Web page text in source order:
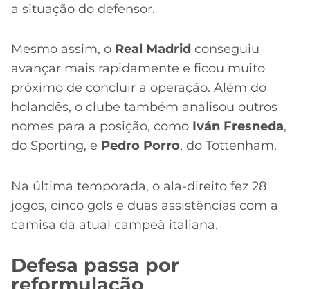
a situação do defensor.
Mesmo assim, o Real Madrid conseguiu
avançar mais rapidamente e ficou muito
próximo de concluir a operação. Além do
holandês, o clube também analisou outros
nomes para a posição, como Iván Fresneda,
do Sporting, e Pedro Porro, do Tottenham.
Na última temporada, o ala-direito fez 28
jogos, cinco gols e duas assistências com a
camisa da atual campeã italiana.
Defesa passa por
reformulação